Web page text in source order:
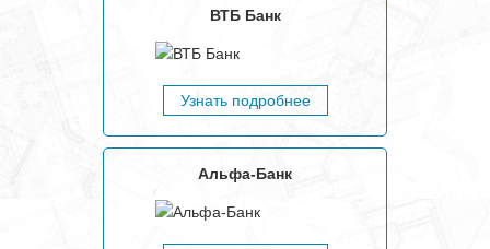
ВТБ Банк
Узнать подробнее
Альфа-Банк